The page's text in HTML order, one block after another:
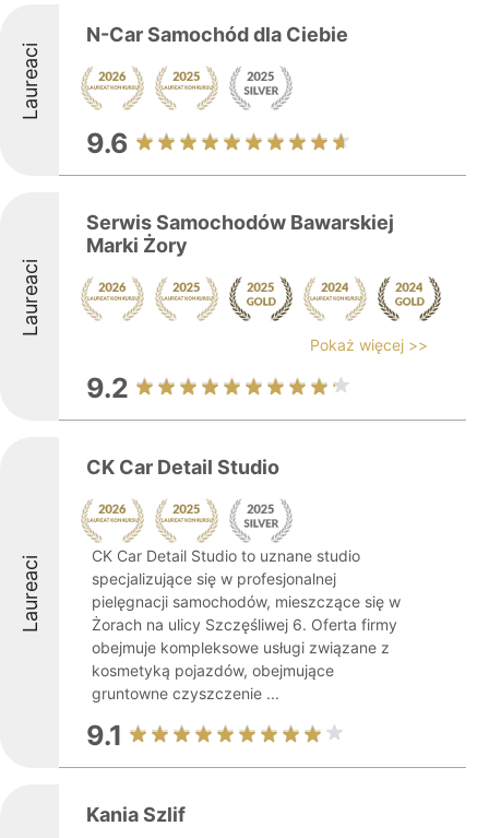
Laureaci
N-Car Samochód dla Ciebie
9.6
Laureaci
Serwis Samochodów Bawarskiej
Marki Żory
Pokaż więcej >>
9.2
Laureaci
CK Car Detail Studio
CK Car Detail Studio to uznane studio
specjalizujące się w profesjonalnej
pielęgnacji samochodów, mieszczące się w
Żorach na ulicy Szczęśliwej 6. Oferta firmy
obejmuje kompleksowe usługi związane z
kosmetyką pojazdów, obejmujące
gruntowne czyszczenie ...
9.1
Kania Szlif